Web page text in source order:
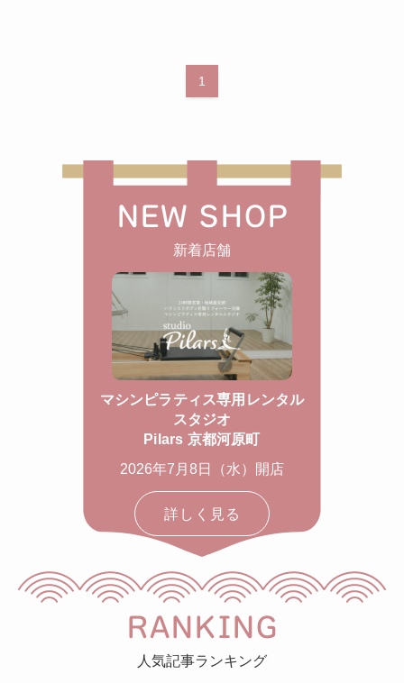
1
NEW SHOP
新着店舗
マシンピラティス専用レンタル
スタジオ
Pilars 京都河原町
2026年7月8日（水）開店
詳しく見る
RANKING
人気記事ランキング